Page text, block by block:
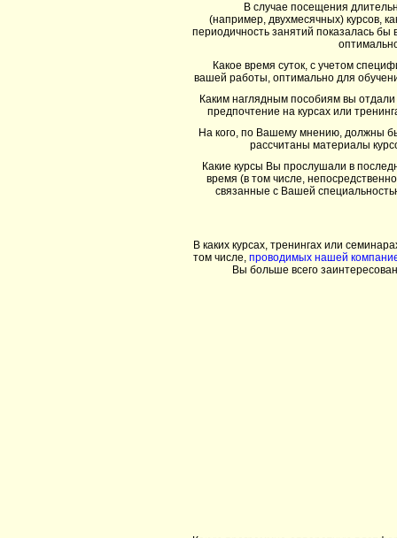
В случае посещения
(например, двухмесячных) курсов,
периодичность занятий показалась бы
Какое время суток, с учетом
вашей работы, оптимально для
Каким наглядным пособиям вы
предпочтение на курсах или
На кого, по Вашему мнению, должны
рассчитаны материалы
Какие курсы Вы прослушали в
время (в том числе,
связанные с Вашей
В каких курсах, тренингах или
том числе, проводимых нашей
Вы больше всего